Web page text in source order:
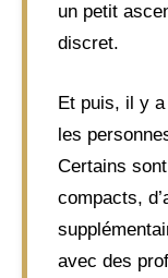
un petit
discret.
Et puis, il y
les
Certains
compacts,
avec des